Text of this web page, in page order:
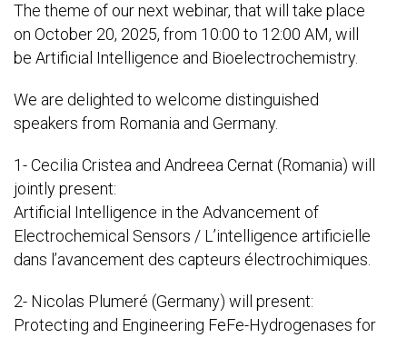
The theme of our next webinar, that will take place
on October 20, 2025, from 10:00 to 12:00 AM, will
be Artificial Intelligence and Bioelectrochemistry.
We are delighted to welcome distinguished
speakers from Romania and Germany.
1- Cecilia Cristea and Andreea Cernat (Romania) will
jointly present:
Artificial Intelligence in the Advancement of
Electrochemical Sensors / L’intelligence artificielle
dans l’avancement des capteurs électrochimiques.
2- Nicolas Plumeré (Germany) will present:
Protecting and Engineering FeFe-Hydrogenases for